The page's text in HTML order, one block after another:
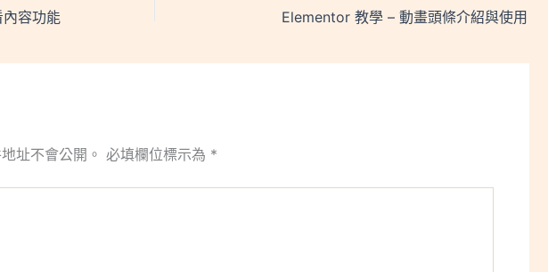
容功能 Elementor 教學 – 動畫頭條介紹與使用
址不會公開。 必填欄位標示為 *